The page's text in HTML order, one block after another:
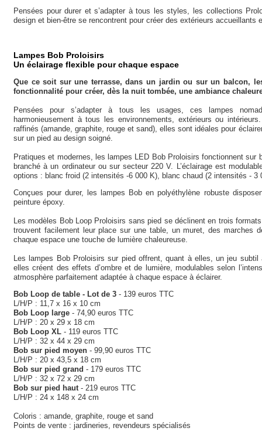
Pensées pour durer et s’adapter à tous les styles, les collections
design et bien-être se rencontrent pour créer des extérieurs accueillants
Lampes Bob Proloisirs
Un éclairage flexible pour chaque espace
Que ce soit sur une terrasse, dans un jardin ou sur un balcon,
fonctionnalité pour créer, dès la nuit tombée, une ambiance
Pensées pour s’adapter à tous les usages, ces lampes
harmonieusement à tous les environnements, extérieurs ou
raffinés (amande, graphite, rouge et sand), elles sont idéales pour
sur un pied au design soigné.
Pratiques et modernes, les lampes LED Bob Proloisirs fonctionnent sur
branché à un ordinateur ou sur secteur 220 V. L’éclairage est
options : blanc froid (2 intensités -6 000 K), blanc chaud (2 intensités -
Conçues pour durer, les lampes Bob en polyéthylène robuste
peinture époxy.
Les modèles Bob Loop Proloisirs sans pied se déclinent en trois
trouvent facilement leur place sur une table, un muret, des marches
chaque espace une touche de lumière chaleureuse.
Les lampes Bob Proloisirs sur pied offrent, quant à elles, un jeu
elles créent des effets d’ombre et de lumière, modulables selon
atmosphère parfaitement adaptée à chaque espace à éclairer.
Bob Loop de table - Lot de 3 - 139 euros TTC
L/H/P : 11,7 x 16 x 10 cm
Bob Loop large - 74,90 euros TTC
L/H/P : 20 x 29 x 18 cm
Bob Loop XL - 119 euros TTC
L/H/P : 32 x 44 x 29 cm
Bob sur pied moyen - 99,90 euros TTC
L/H/P : 20 x 43,5 x 18 cm
Bob sur pied grand - 179 euros TTC
L/H/P : 32 x 72 x 29 cm
Bob sur pied haut- 219 euros TTC
L/H/P : 24 x 148 x 24 cm
Coloris : amande, graphite, rouge et sand
Points de vente : jardineries, revendeurs spécialisés